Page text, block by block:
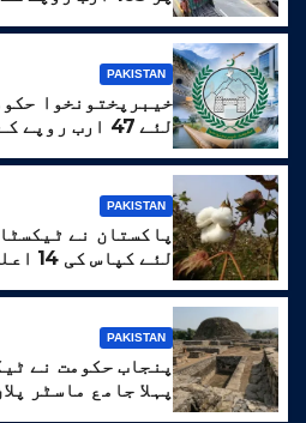
PAKISTAN
خیبرپختونخوا
لئے 47 ارب
PAKISTAN
پاکستان نے
لئے
PAKISTAN
پنجاب حکومت نے
پہلا جامع ماسٹر